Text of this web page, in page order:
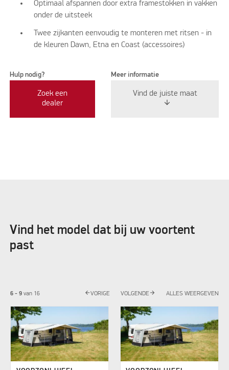
Optimaal afspannen door extra framestokken in vakken
onder de uitsteek
Twee zijkanten eenvoudig te monteren met ritsen - in
de kleuren Dawn, Etna en Coast (accessoires)
Hulp nodig?
Zoek een
dealer
Meer informatie
Vind de juiste maat
Vind het model dat bij uw voortent
past
6 - 9van 16 arrow_backVORIGE VOLGENDE arrow_forward ALLES WEERGEVEN